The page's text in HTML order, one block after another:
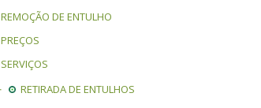
REMOÇÃO DE ENTULHO
PREÇOS
SERVIÇOS
RETIRADA DE ENTULHOS